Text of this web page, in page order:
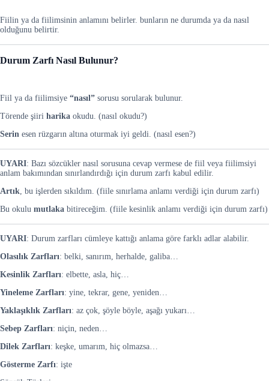
Fiilin ya da fiilimsinin anlamını belirler. bunların ne durumda ya da nasıl
olduğunu belirtir.
Durum Zarfı Nasıl Bulunur?
Fiil ya da fiilimsiye “nasıl” sorusu sorularak bulunur.
Törende şiiri harika okudu. (nasıl okudu?)
Serin esen rüzgarın altına oturmak iyi geldi. (nasıl esen?)
UYARI: Bazı sözcükler nasıl sorusuna cevap vermese de fiil veya fiilimsiyi
anlam bakımından sınırlandırdığı için durum zarfı kabul edilir.
Artık, bu işlerden sıkıldım. (fiile sınırlama anlamı verdiği için durum zarfı)
Bu okulu mutlaka bitireceğim. (fiile kesinlik anlamı verdiği için durum zarfı)
UYARI: Durum zarfları cümleye kattığı anlama göre farklı adlar alabilir.
Olasılık Zarfları: belki, sanırım, herhalde, galiba…
Kesinlik Zarfları: elbette, asla, hiç…
Yineleme Zarfları: yine, tekrar, gene, yeniden…
Yaklaşıklık Zarfları: az çok, şöyle böyle, aşağı yukarı…
Sebep Zarfları: niçin, neden…
Dilek Zarfları: keşke, umarım, hiç olmazsa…
Gösterme Zarfı: işte